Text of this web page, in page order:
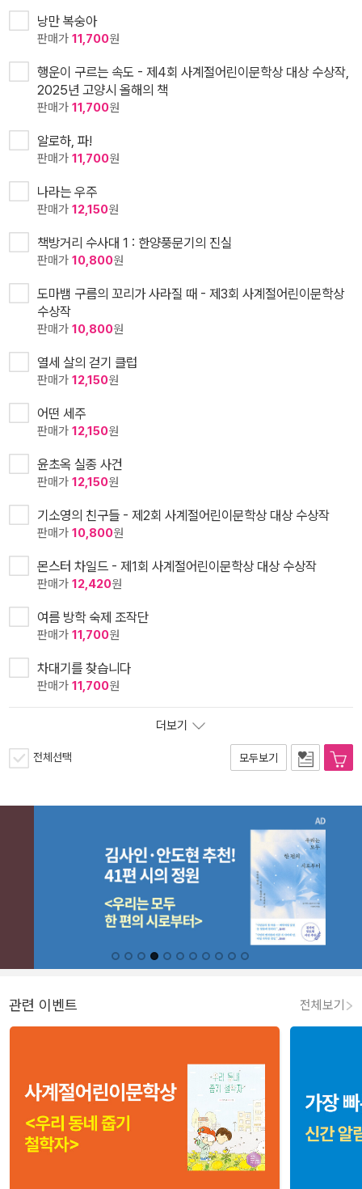
낭만 복숭아
판매가 11,700원
행운이 구르는 속도 - 제4회 사계절어린이문학상 대상 수상작,
2025년 고양시 올해의 책
판매가 11,700원
알로하, 파!
판매가 11,700원
나라는 우주
판매가 12,150원
책방거리 수사대 1 : 한양풍문기의 진실
판매가 10,800원
도마뱀 구름의 꼬리가 사라질 때 - 제3회 사계절어린이문학상
수상작
판매가 10,800원
열세 살의 걷기 클럽
판매가 12,150원
어떤 세주
판매가 12,150원
윤초옥 실종 사건
판매가 12,150원
기소영의 친구들 - 제2회 사계절어린이문학상 대상 수상작
판매가 10,800원
몬스터 차일드 - 제1회 사계절어린이문학상 대상 수상작
판매가 12,420원
여름 방학 숙제 조작단
판매가 11,700원
차대기를 찾습니다
판매가 11,700원
더보기
전체선택 모두보기
관련 이벤트 전체보기